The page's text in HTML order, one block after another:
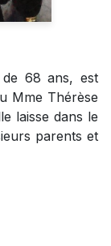
68 ans, est
Mme Thérèse
laisse dans le
parents et